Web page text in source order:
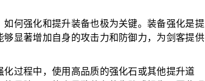
何强化和提升装备也极为关键。装备强化是提
显著增加自身的攻击力和防御力，为剑客提供
过程中，使用高品质的强化石或其他提升道